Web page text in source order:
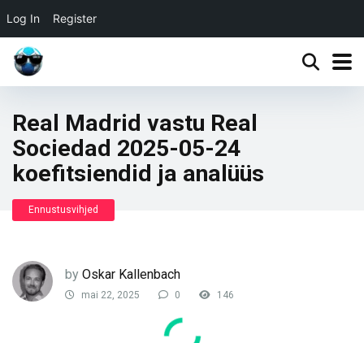
Log In Register
Real Madrid vastu Real
Sociedad 2025-05-24
koefitsiendid ja analüüs
Ennustusvihjed
by Oskar Kallenbach
mai 22, 2025 0 146